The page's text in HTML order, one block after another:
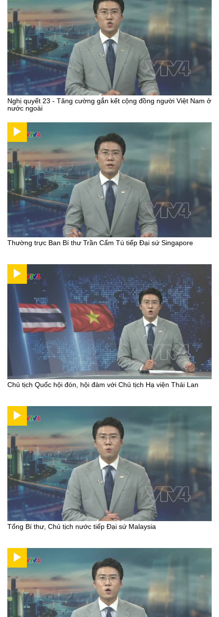
Nghị quyết 23 - Tăng cường gắn kết cộng đồng người Việt Nam ở
nước ngoài
Thường trực Ban Bí thư Trần Cẩm Tú tiếp Đại sứ Singapore
Chủ tịch Quốc hội đón, hội đàm với Chủ tịch Hạ viện Thái Lan
Tổng Bí thư, Chủ tịch nước tiếp Đại sứ Malaysia